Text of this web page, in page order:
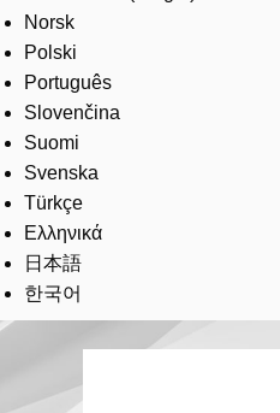
Norsk
Polski
Português
Slovenčina
Suomi
Svenska
Türkçe
Ελληνικά
日本語
한국어